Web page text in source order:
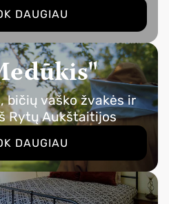
DAUGIAU
bičių vaško žvakės ir
Rytų Aukštaitijos
DAUGIAU